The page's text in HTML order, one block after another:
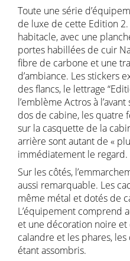
Toute une série
de luxe de cette Edition 2.
habitacle, avec une
portes habillées de cuir
fibre de carbone et une
d’ambiance. Les stickers
des flancs, le lettrage
l’emblème Actros à
dos de cabine, les quatre
sur la casquette de la
arrière sont autant de «
immédiatement le regard.
Sur les côtés,
aussi remarquable. Les
même métal et dotés de
L’équipement comprend
et une décoration noire
calandre et les phares,
étant assombris.